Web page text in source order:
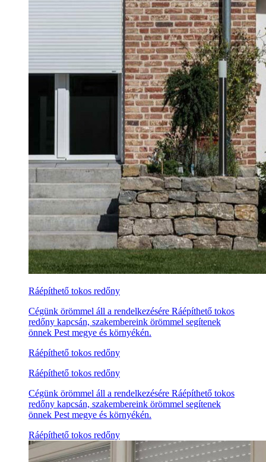
Ráépíthető tokos redőny
Cégünk örömmel áll a rendelkezésére Ráépíthető tokos
redőny kapcsán, szakembereink örömmel segítenek
önnek Pest megye és környékén.
Ráépíthető tokos redőny
Ráépíthető tokos redőny
Cégünk örömmel áll a rendelkezésére Ráépíthető tokos
redőny kapcsán, szakembereink örömmel segítenek
önnek Pest megye és környékén.
Ráépíthető tokos redőny